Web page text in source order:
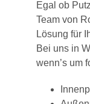
Egal ob
Team von
Lösung für
Bei uns in
wenn’s um